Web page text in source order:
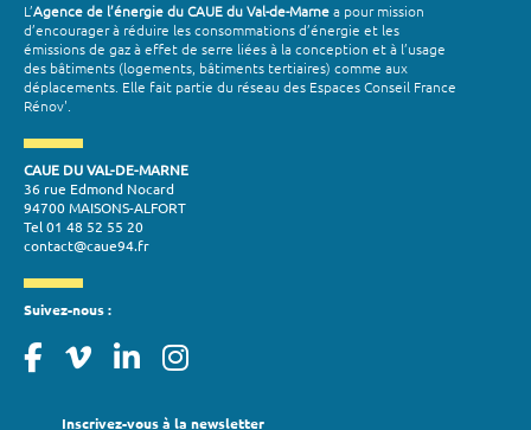
L’Agence de l’énergie du CAUE du Val-de-Marnea pour mission
d’encourager à réduire les consommations d’énergie et les
émissions de gaz à effet de serre liées à la conception et à l’usage
des bâtiments (logements, bâtiments tertiaires) comme aux
déplacements. Elle fait partie du réseau des Espaces Conseil France
Rénov'.
CAUE DU VAL-DE-MARNE
36 rue Edmond Nocard
94700 MAISONS-ALFORT
Tel 01 48 52 55 20
contact@caue94.fr
Suivez-nous :
Inscrivez-vous à la newsletter